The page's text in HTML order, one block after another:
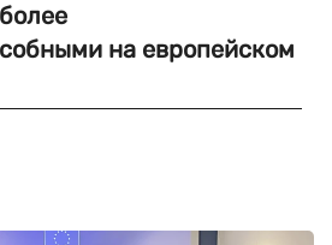
на европейском